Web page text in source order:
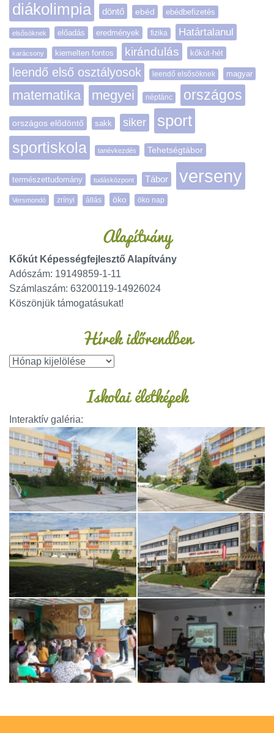
diákolimpia döntő ebéd ebédbefizetés
elsősöknek előadás eredmények fizika Határtalanul
karácsony kiemelten fontos kirándulás kőkút-hét
leendő első osztályosok leendő elsősöknek magyar
matematika megyei néptánc országos
országos elődöntő sakk siker sport
sportiskola tanévkezdés Tehetségtábor
természettudomány tudásközpont Tábor verseny
Versmondó zrínyi állás öko öko nap
Alapítvány
Kőkút Képességfejlesztő Alapítvány
Adószám: 19149859-1-11
Számlaszám: 63200119-14926024
Köszönjük támogatásukat!
Hírek időrendben
Iskolai életképek
Interaktív galéria: